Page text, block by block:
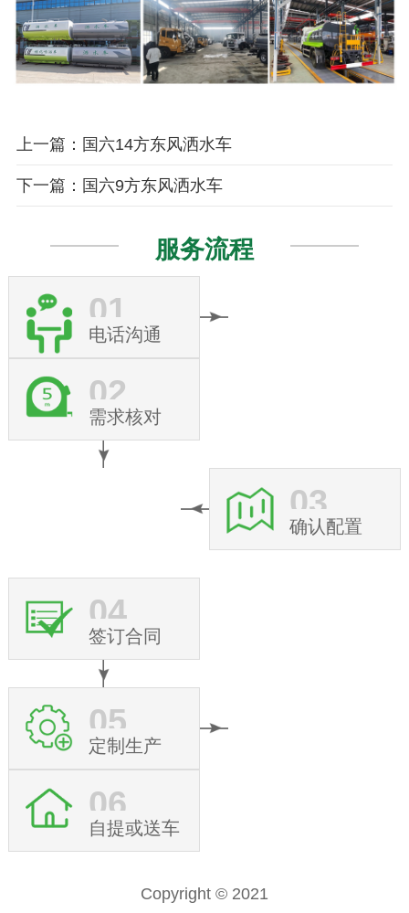
上一篇：国六14方东风洒水车
下一篇：国六9方东风洒水车
服务流程
01
电话沟通
02
需求核对
03
确认配置
04
签订合同
05
定制生产
06
自提或送车
Copyright © 2021